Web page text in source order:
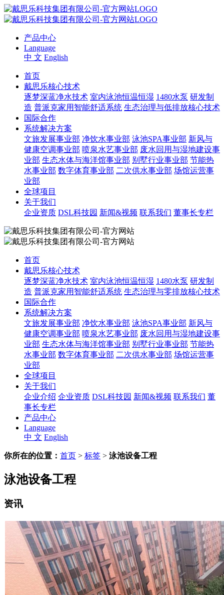
产品中心
Language
中 文 English
首页
戴思乐核心技术
逐梦深蓝净水技术 室内泳池恒温恒湿 1480水泵 研发制
造 普派克家用智能舒适系统 生态治理与低排放核心技术
国际合作
系统解决方案
文旅发展事业部 净饮水事业部 泳池SPA事业部 新风与
健康空调事业部 喷泉水艺事业部 废水回用与湿地建设事
业部 生态水体与海洋馆事业部 别墅行业事业部 节能热
水事业部 数字体育事业部 二次供水事业部 场馆运营事
业部
全球项目
关于我们
企业资质 DSL科技园 新闻&视频 联系我们 董事长专栏
首页
戴思乐核心技术
逐梦深蓝净水技术 室内泳池恒温恒湿 1480水泵 研发制
造 普派克家用智能舒适系统 生态治理与零排放核心技术
国际合作
系统解决方案
文旅发展事业部 净饮水事业部 泳池SPA事业部 新风与
健康空调事业部 喷泉水艺事业部 废水回用与湿地建设事
业部 生态水体与海洋馆事业部 别墅行业事业部 节能热
水事业部 数字体育事业部 二次供水事业部 场馆运营事
业部
全球项目
关于我们
企业介绍 企业资质 DSL科技园 新闻&视频 联系我们 董
事长专栏
产品中心
Language
中 文 English
你所在的位置： 首页 > 标签 > 泳池设备工程
泳池设备工程
资讯